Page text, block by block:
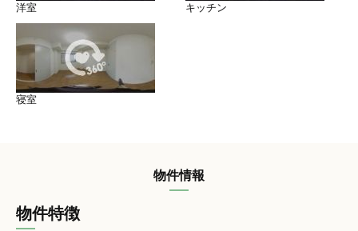
洋室 キッチン
寝室
物件情報
物件特徴